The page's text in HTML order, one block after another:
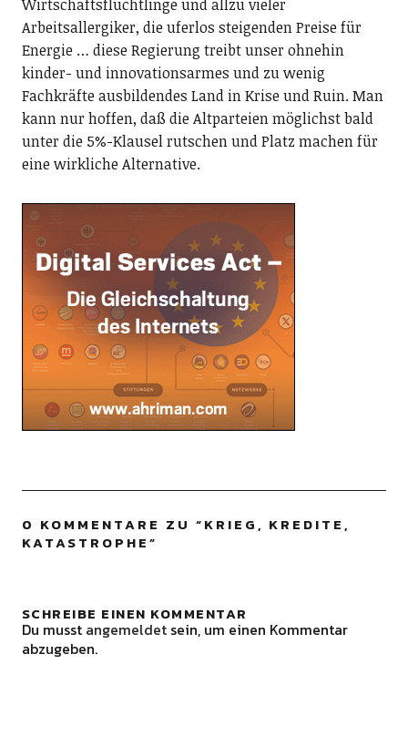
Wirtschaftsflüchtlinge und allzu vieler
Arbeitsallergiker, die uferlos steigenden Preise für
Energie … diese Regierung treibt unser ohnehin
kinder- und innovationsarmes und zu wenig
Fachkräfte ausbildendes Land in Krise und Ruin. Man
kann nur hoffen, daß die Altparteien möglichst bald
unter die 5%-Klausel rutschen und Platz machen für
eine wirkliche Alternative.
0 KOMMENTARE ZU “KRIEG, KREDITE,
KATASTROPHE”
SCHREIBE EINEN KOMMENTAR
Du musst angemeldetsein, um einen Kommentar
abzugeben.